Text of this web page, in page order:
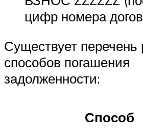
цифр номера
Существует
способов погашения
задолженности:
Способ